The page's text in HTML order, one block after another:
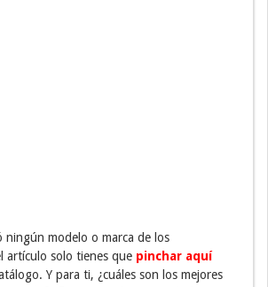
ningún modelo o marca de los
artículo solo tienes que pinchar aquí
Y para ti, ¿cuáles son los mejores